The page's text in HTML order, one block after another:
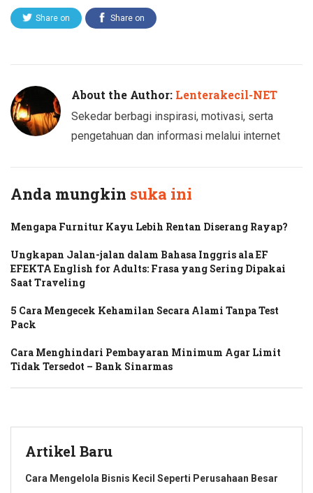
Share on Share on
About the Author: Lenterakecil-NET
Sekedar berbagi inspirasi, motivasi, serta
pengetahuan dan informasi melalui internet
Anda mungkin suka ini
Mengapa Furnitur Kayu Lebih Rentan Diserang Rayap?
Ungkapan Jalan-jalan dalam Bahasa Inggris ala EF
EFEKTA English for Adults: Frasa yang Sering Dipakai
Saat Traveling
5 Cara Mengecek Kehamilan Secara Alami Tanpa Test
Pack
Cara Menghindari Pembayaran Minimum Agar Limit
Tidak Tersedot – Bank Sinarmas
Artikel Baru
Cara Mengelola Bisnis Kecil Seperti Perusahaan Besar